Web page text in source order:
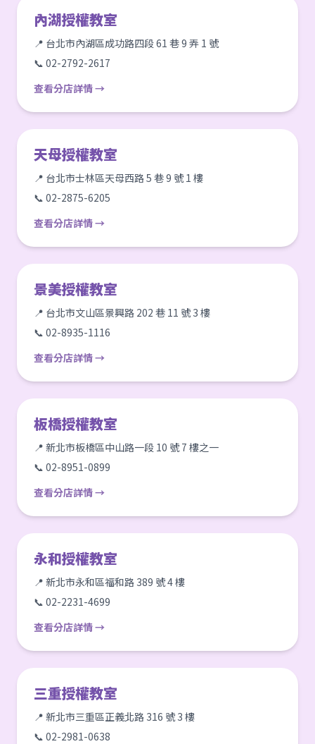
內湖授權教室
📍 台北市內湖區成功路四段 61 巷 9 弄 1 號
📞 02-2792-2617
查看分店詳情 →
天母授權教室
📍 台北市士林區天母西路 5 巷 9 號 1 樓
📞 02-2875-6205
查看分店詳情 →
景美授權教室
📍 台北市文山區景興路 202 巷 11 號 3 樓
📞 02-8935-1116
查看分店詳情 →
板橋授權教室
📍 新北市板橋區中山路一段 10 號 7 樓之一
📞 02-8951-0899
查看分店詳情 →
永和授權教室
📍 新北市永和區福和路 389 號 4 樓
📞 02-2231-4699
查看分店詳情 →
三重授權教室
📍 新北市三重區正義北路 316 號 3 樓
📞 02-2981-0638